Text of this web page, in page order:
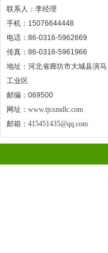
联系人：李经理
手机：15076644448
电话：86-0316-5962669
传真：86-0316-5961966
地址：河北省廊坊市大城县演马
工业区
邮编：069500
网址： www.tjsxmdlc.com
邮箱： 415451435@qq.com